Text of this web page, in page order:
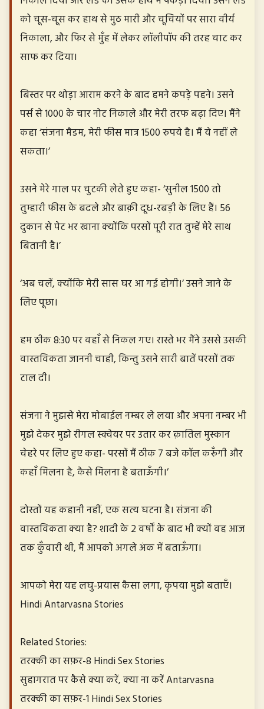
को चूस-चूस कर हाथ से मुठ मारी और चूचियों पर सारा वीर्य
निकाला, और फिर से मुँह में लेकर लॉलीपॉप की तरह चाट कर
साफ कर दिया।
बिस्तर पर थोड़ा आराम करने के बाद हमने कपड़े पहने। उसने
पर्स से 1000 के चार नोट निकाले और मेरी तरफ बढ़ा दिए। मैंने
कहा ‘संजना मैडम, मेरी फीस मात्र 1500 रुपये है। मैं ये नहीं ले
सकता।’
उसने मेरे गाल पर चुटकी लेते हुए कहा- ‘सुनील 1500 तो
तुम्हारी फीस के बदले और बाक़ी दूध-रबड़ी के लिए हैं। 56
दुकान से पेट भर खाना क्योंकि परसों पूरी रात तुम्हें मेरे साथ
बितानी है।’
‘अब चलें, क्योंकि मेरी सास घर आ गई होगी।’ उसने जाने के
लिए पूछा।
हम ठीक 8:30 पर वहाँ से निकल गए। रास्ते भर मैंने उससे उसकी
वास्तविकता जाननी चाही, किन्तु उसने सारी बातें परसों तक
टाल दी।
संजना ने मुझसे मेरा मोबाईल नम्बर ले लया और अपना नम्बर भी
मुझे देकर मुझे रीगल स्क्वेयर पर उतार कर क़ातिल मुस्कान
चेहरे पर लिए हुए कहा- परसों मैं ठीक 7 बजे कॉल करूँगी और
कहाँ मिलना है, कैसे मिलना है बताऊँगी।’
दोस्तों यह कहानी नहीं, एक सत्य घटना है। संजना की
वास्तविकता क्या है? शादी के 2 वर्षों के बाद भी क्यों वह आज
तक कुँवारी थी, मैं आपको अगले अंक में बताऊँगा।
आपको मेरा यह लघु-प्रयास कैसा लगा, कृपया मुझे बताएँ।
Hindi Antarvasna Stories
Related Stories:
तरक्की का सफ़र-8 Hindi Sex Stories
सुहागरात पर कैसे क्या करें, क्या ना करें Antarvasna
तरक्की का सफ़र-1 Hindi Sex Stories